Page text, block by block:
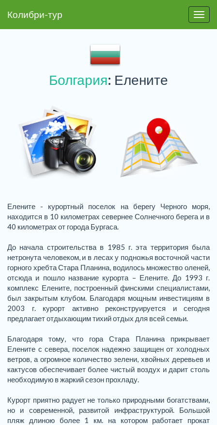
Колибри-тур
Болгария: Елените
Елените - курортный поселок на берегу Черного моря,
находится в 10 километрах севернее Солнечного берега и в
40 километрах от города Бургаса.
До начала строительства в 1985 г. эта территория была
нетронута человеком, и в лесах у подножья восточной части
горного хребта Стара Планина, водилось множество оленей,
отсюда и пошло название курорта – Елените. До 1993 г.
комплекс Елените, построенный финскими специалистами,
был закрытым клубом. Благодаря мощным инвестициям в
2003 г. курорт активно реконструируется и сегодня
предлагает отдыхающим тихий отдых для всей семьи.
Благодаря тому, что гора Стара Планина прикрывает
Елените с севера, поселок надежно защищен от холодных
ветров, а огромное количество зелени, хвойных деревьев и
кактусов обеспечивает более чистый воздух и дарит столь
необходимую в жаркий сезон прохладу.
Курорт приятно радует не только природными богатствами,
но и современной, развитой инфраструктурой. Большой
пляж длиною более 1 км. на котором работает прокат